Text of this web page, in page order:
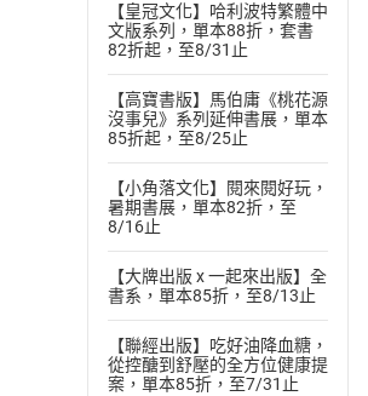
【皇冠文化】哈利波特繁體中
文版系列，單本88折，套書
82折起，至8/31止
【高寶書版】馬伯庸《桃花源
沒事兒》系列延伸書展，單本
85折起，至8/25止
【小角落文化】閱來閱好玩，
暑期書展，單本82折，至
8/16止
【大牌出版 x 一起來出版】全
書系，單本85折，至8/13止
【聯經出版】吃好油降血糖，
從控醣到舒壓的全方位健康提
案，單本85折，至7/31止